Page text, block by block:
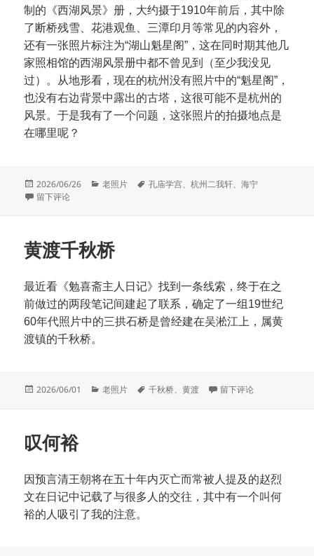
制的《西湖风景》册，大约摄于1910年前后，其中除
了断桥残雪、花港观鱼、三潭印月等常见的内容外，
还有一张照片标注为“湖山魁星阁”，这在同时期其他几
家照相馆的西湖风景册中都不曾见到（至少我没见
过）。从地形看，现在的杭州没有照片中的“魁星阁”，
也没有右边背景中露出的古塔，这很可能不是杭州的
风景。于是我有了一个问题，这张照片的拍摄地点是
在哪里呢？
发
布
2026/06/26
分
老照片
标
孔庙学宫、杭州二我轩、海宁
于海宁孔庙学宫
留下评论
黄渡千秋桥
最近看《勉喜斋主人日记》找到一条线索，终于在之
前做过的两段笔记间建起了联系，确定了一组19世纪
60年代照片中的三拱石桥是曾经建在吴淞江上，属黄
渡镇的千秋桥。
发
2026/06/01
分
老照片
标
千秋桥、黄渡 于黄渡千秋桥
留下评论
叹何裕
因预言清王朝将在五十年内灭亡而常被人提及的赵烈
文在日记中记载了与很多人的交往，其中有一个叫何
裕的人吸引了我的注意。